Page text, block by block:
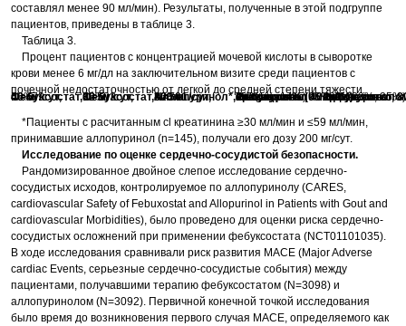
составлял менее 90 мл/мин). Результаты, полученные в этой подгруппе
пациентов, приведены в таблице 3.
Таблица 3.
Процент пациентов с концентрацией мочевой кислоты в сыворотке
крови менее 6 мг/дл на заключительном визите среди пациентов с
почечной недостаточностью от легкой до средней степени тяжести.
Фебуксостат, 40 мг/сут,
N=479 Фебуксостат, 80 мг/сут,
N=503 Аллопуринол*, 300 мг/сут, N=501 Разница в % (95% ДИ)
Фебуксостат, 40 мг/сут, по сравнению с аллопуриноломФебуксостат, 80 мг/сут, по сравнению с
50% 72% 42% 7% (1%; 14%)
29% (23%; 35%)
*Пациенты с расчитанным сl креатинина ≥30 мл/мин и ≤59 мл/мин,
принимавшие аллопуринол (n=145), получали его дозу 200 мг/сут.
Исследование по оценке сердечно-сосудистой безопасности.
Рандомизированное двойное слепое исследование сердечно-
сосудистых исходов, контролируемое по аллопуринолу (CARES,
сardiovascular Safety of Febuxostat and Allopurinol in Patients with Gout and
сardiovascular Morbidities), было проведено для оценки риска сердечно-
сосудистых осложнений при применении фебуксостата (NCT01101035).
В ходе исследования сравнивали риск развития MACE (Major Adverse
сardiac Events, серьезные сердечно-сосудистые события) между
пациентами, получавшими терапию фебуксостатом (N=3098) и
аллопуринолом (N=3092). Первичной конечной точкой исследования
было время до возникновения первого случая MACE, определяемого как